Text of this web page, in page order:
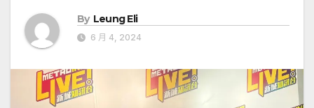
By Leung Eli
6 月 4, 2024